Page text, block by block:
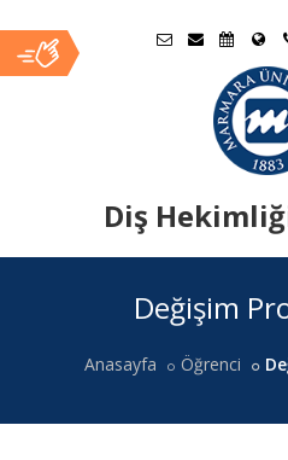
Diş
Değişim
Anasayfa Öğrenci